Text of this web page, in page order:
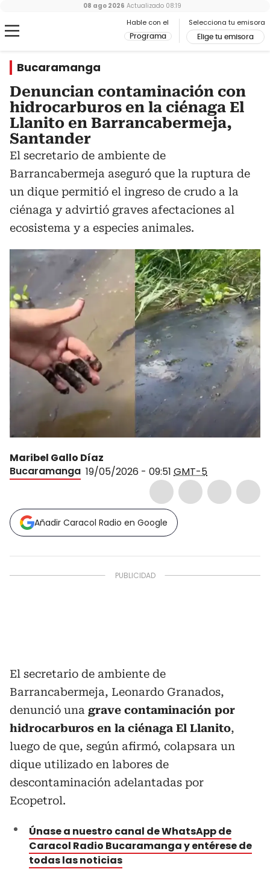
Hable con el
Programa
Selecciona tu emisora
Elige tu emisora
08 ago 2026 Actualizado 08:19
Bucaramanga
Denuncian contaminación con
hidrocarburos en la ciénaga El
Llanito en Barrancabermeja,
Santander
El secretario de ambiente de
Barrancabermeja aseguró que la ruptura de
un dique permitió el ingreso de crudo a la
ciénaga y advirtió graves afectaciones al
ecosistema y a especies animales.
Maribel Gallo Díaz
Bucaramanga 19/05/2026 - 09:51 GMT-5
Añadir Caracol Radio en Google
El secretario de ambiente de
Barrancabermeja, Leonardo Granados,
denunció una grave contaminación por
hidrocarburos en la ciénaga El Llanito,
luego de que, según afirmó, colapsara un
dique utilizado en labores de
descontaminación adelantadas por
Ecopetrol.
Únase a nuestro canal de WhatsApp de
Caracol Radio Bucaramanga y entérese de
todas las noticias